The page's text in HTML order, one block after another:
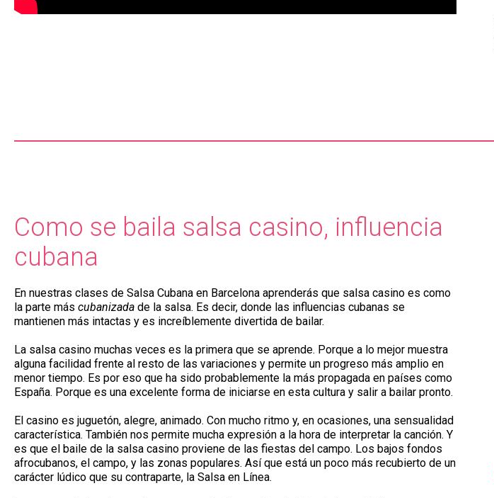
Como se baila salsa casino, influencia
cubana
En nuestras clases de Salsa Cubana en Barcelona aprenderás que salsa casino es como
la parte máscubanizadade la salsa. Es decir, donde las influencias cubanas se
mantienen más intactas y es increíblemente divertida de bailar.
La salsa casino muchas veces es la primera que se aprende. Porque a lo mejor muestra
alguna facilidad frente al resto de las variaciones y permite un progreso más amplio en
menor tiempo. Es por eso que ha sido probablemente la más propagada en países como
España. Porque es una excelente forma de iniciarse en esta cultura y salir a bailar pronto.
El casino es juguetón, alegre, animado. Con mucho ritmo y, en ocasiones, una sensualidad
característica. También nos permite mucha expresión a la hora de interpretar la canción. Y
es que el baile de la salsa casino proviene de las fiestas del campo. Los bajos fondos
afrocubanos, el campo, y las zonas populares. Así que está un poco más recubierto de un
carácter lúdico que su contraparte, la Salsa en Línea.